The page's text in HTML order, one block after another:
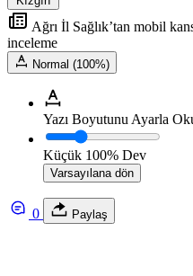
Ağrı İl Sağlık’tan mobil
inceleme
Normal (100%)
Yazı Boyutunu Ayarla
Küçük 100% Dev
Varsayılana dön
0 Paylaş